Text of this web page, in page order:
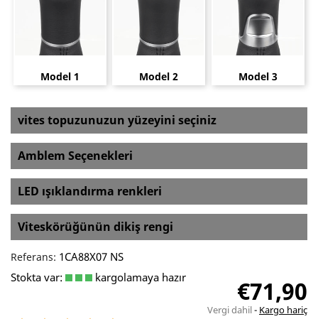
Model 1 Model 2 Model 3
vites topuzunuzun yüzeyini seçiniz
Amblem Seçenekleri
LED ışıklandırma renkleri
Viteskörüğünün dikiş rengi
Referans: 1CA88X07 NS
Stokta var:
kargolamaya hazır €71,90
Vergi dahil Kargo hariç